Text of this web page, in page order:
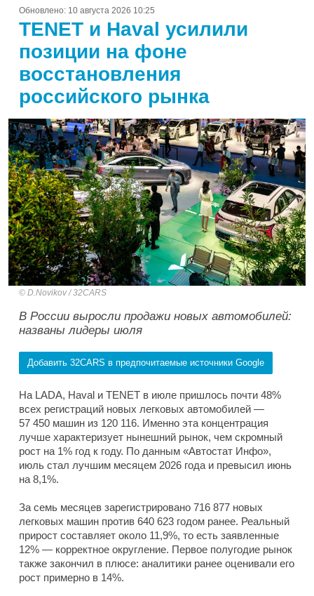
Обновлено: 10 августа 2026 10:25
TENET и Haval усилили
позиции на фоне
восстановления
российского рынка
D.Novikov / 32CARS
В России выросли продажи новых автомобилей:
названы лидеры июля
Добавить 32CARS в предпочитаемые источники Google
На LADA, Haval и TENET в июле пришлось почти 48%
всех регистраций новых легковых автомобилей —
57 450 машин из 120 116. Именно эта концентрация
лучше характеризует нынешний рынок, чем скромный
рост на 1% год к году. По данным «Автостат Инфо»,
июль стал лучшим месяцем 2026 года и превысил июнь
на 8,1%.
За семь месяцев зарегистрировано 716 877 новых
легковых машин против 640 623 годом ранее. Реальный
прирост составляет около 11,9%, то есть заявленные
12% — корректное округление. Первое полугодие рынок
также закончил в плюсе: аналитики ранее оценивали его
рост примерно в 14%.